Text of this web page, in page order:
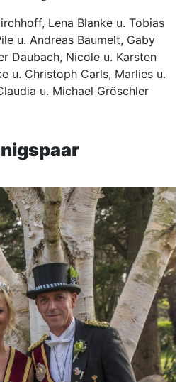
Lena Blanke u. Tobias
u. Andreas Baumelt, Gaby
Daubach, Nicole u. Karsten
u. Christoph Carls, Marlies u.
u. Michael Gröschler